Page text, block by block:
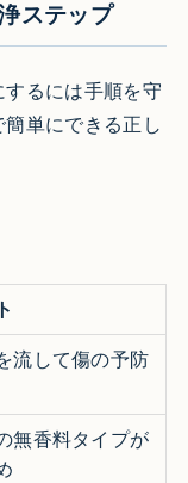
ステップ
るには手順を守
単にできる正し
流して傷の予防
無香料タイプが